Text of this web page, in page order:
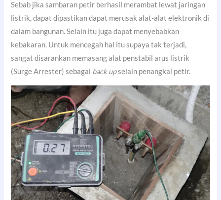
Sebab jika sambaran petir berhasil merambat lewat jaringan
listrik, dapat dipastikan dapat merusak alat-alat elektronik di
dalam bangunan. Selain itu juga dapat menyebabkan
kebakaran. Untuk mencegah hal itu supaya tak terjadi,
sangat disarankan memasang alat penstabil arus listrik
(Surge Arrester) sebagai back upselain penangkal petir.